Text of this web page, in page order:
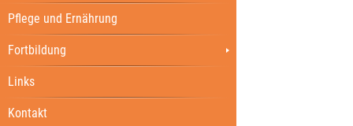
Pflege und Ernährung
Fortbildung
Links
Kontakt